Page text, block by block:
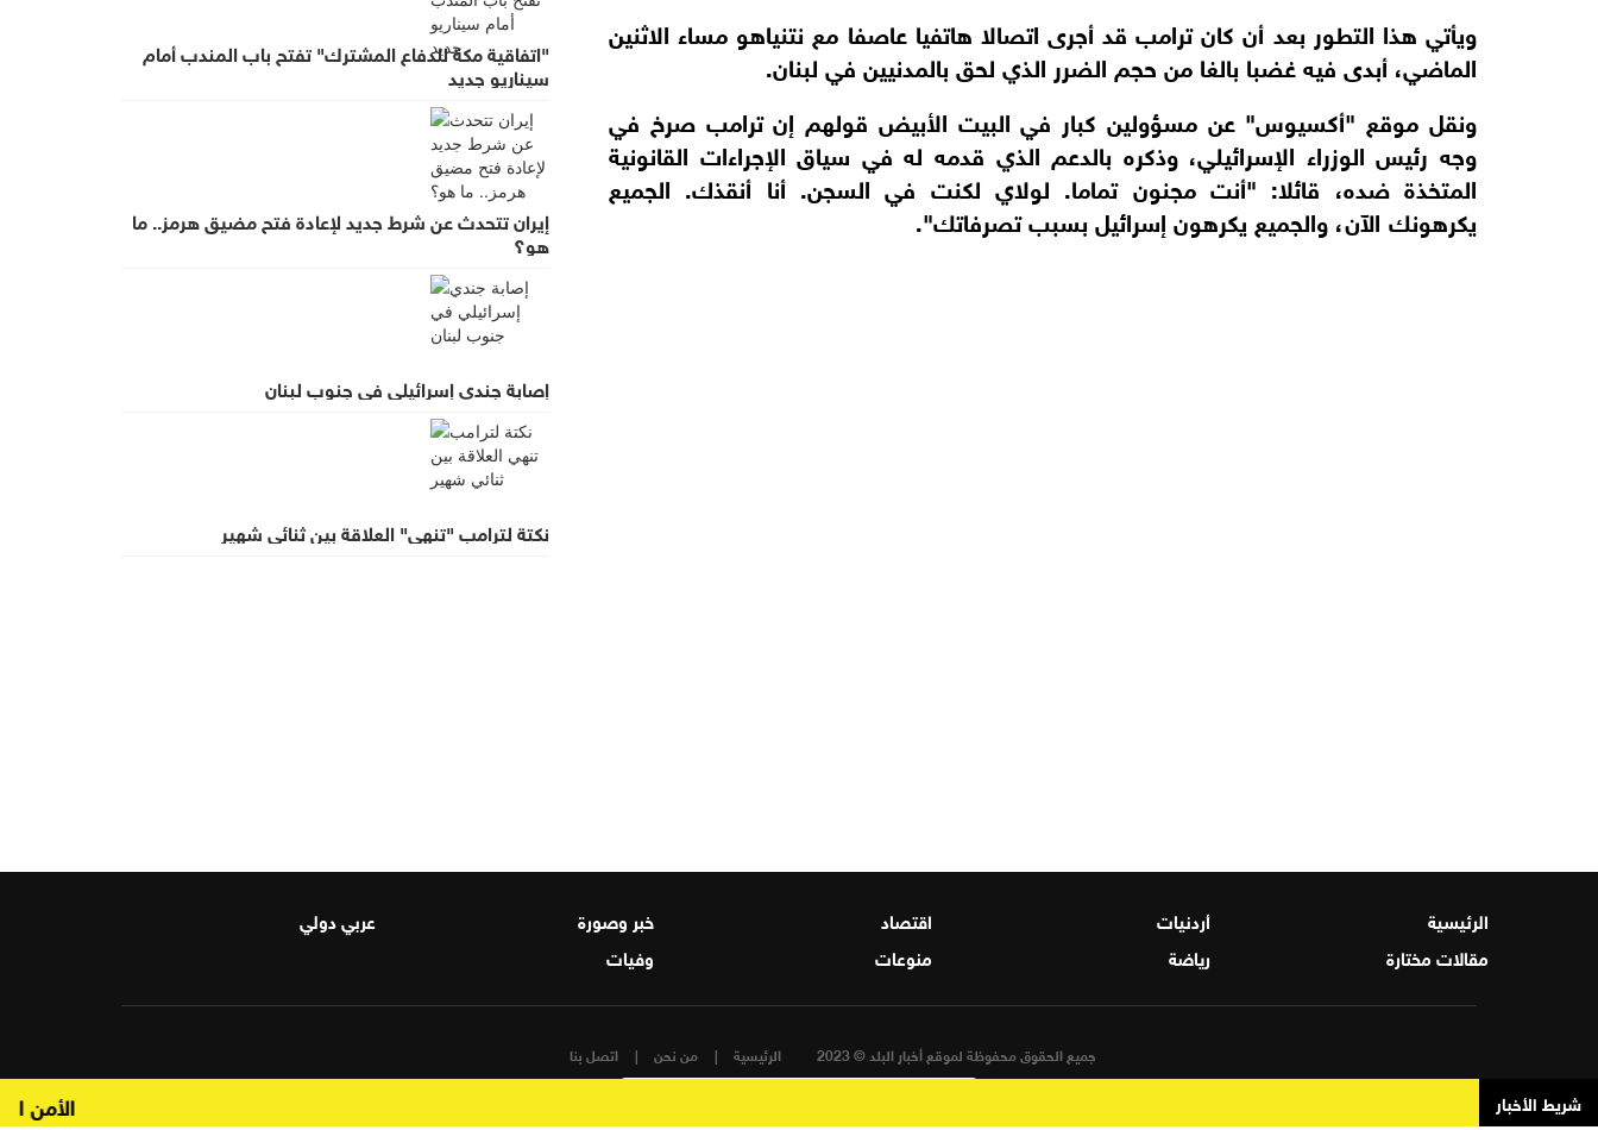
ويأتي هذا التطور بعد أن كان ترامب قد أجرى اتصالا هاتفيا عاصفا مع نتنياهو مساء الاثنين
الماضي، أبدى فيه غضبا بالغا من حجم الضرر الذي لحق بالمدنيين في لبنان.
ونقل موقع "أكسيوس" عن مسؤولين كبار في البيت الأبيض قولهم إن ترامب صرخ في
وجه رئيس الوزراء الإسرائيلي، وذكره بالدعم الذي قدمه له في سياق الإجراءات القانونية
المتخذة ضده، قائلا: "أنت مجنون تماما. لولاي لكنت في السجن. أنا أنقذك. الجميع
يكرهونك الآن، والجميع يكرهون إسرائيل بسبب تصرفاتك".
"اتفاقية مكة للدفاع المشترك" تفتح باب المندب أمام
سيناريو جديد
إيران تتحدث عن شرط جديد لإعادة فتح مضيق هرمز.. ما
هو؟
إصابة جندي إسرائيلي في جنوب لبنان
نكتة لترامب "تنهي" العلاقة بين ثنائي شهير
شريط الأخبار "الأمن
الرئيسية أردنيات اقتصاد خبر وصورة
عربي دولي
مقالات مختارة
رياضة منوعات وفيات
جميع الحقوق محفوظة لموقع أخبار البلد © 2023 اتصل بنا من نحن الرئيسية